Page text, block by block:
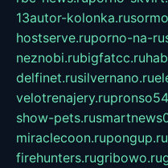
13autor-kolonka.ru
hostserve.ruporno-na-
neznobi.rubigfatcc.ru
delfinet.rusilvernano.ru
velotrenajery.ru
show-pets.ru
miraclecoon.rupongup.ru
firehunters.rugribowo.ru